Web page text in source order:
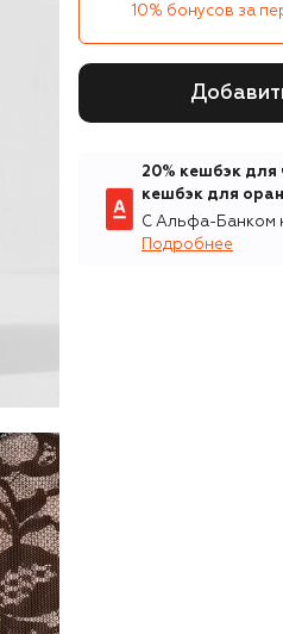
10% бонусов за
20% кешбэк для
кешбэк для
С Альфа-Банком
Подробнее